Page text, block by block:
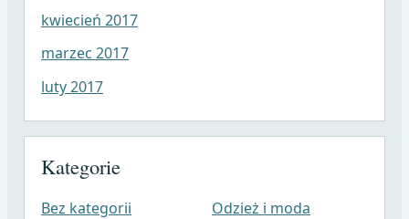
kwiecień 2017
marzec 2017
luty 2017
Kategorie
Bez kategorii
Odzież i moda